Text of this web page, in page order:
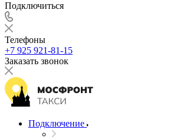
Подключиться
Телефоны
+7 925 921-81-15
Заказать звонок
Подключение